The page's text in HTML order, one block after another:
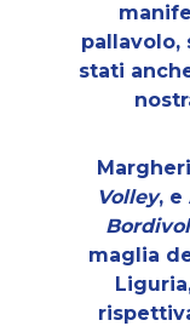
pallavolo,
stati
Volley, e
maglia